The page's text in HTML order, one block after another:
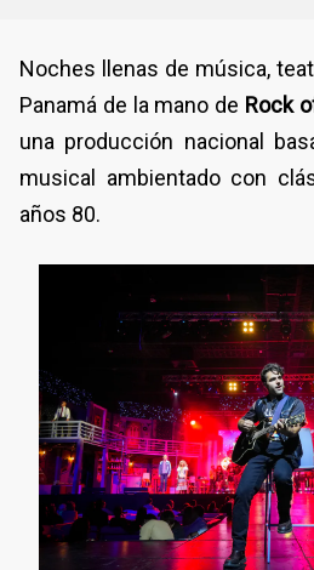
Noches llenas de música,
Panamá de la mano de Rock
una producción nacional
musical ambientado con
años 80.